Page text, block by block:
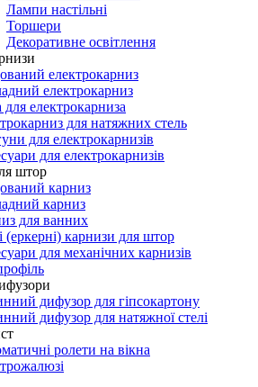
Лампи настільні
Торшери
Декоративне освітлення
електрокарниз
електрокарниз
електрокарниза
для натяжних стель
для електрокарнизів
для електрокарнизів
штор
карниз
карниз
для ванних
(еркерні) карнизи для штор
для механічних карнизів
дифузор для гіпсокартону
дифузор для натяжної стелі
ролети на вікна